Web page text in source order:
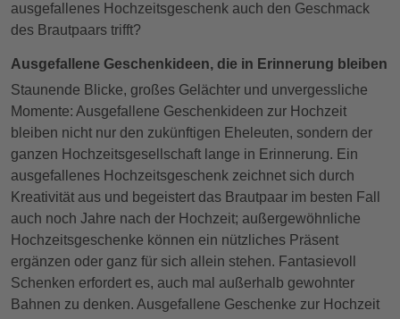
ausgefallenes Hochzeitsgeschenk auch den Geschmack
des Brautpaars trifft?
Ausgefallene Geschenkideen, die in Erinnerung bleiben
Staunende Blicke, großes Gelächter und unvergessliche
Momente: Ausgefallene Geschenkideen zur Hochzeit
bleiben nicht nur den zukünftigen Eheleuten, sondern der
ganzen Hochzeitsgesellschaft lange in Erinnerung. Ein
ausgefallenes Hochzeitsgeschenk zeichnet sich durch
Kreativität aus und begeistert das Brautpaar im besten Fall
auch noch Jahre nach der Hochzeit; außergewöhnliche
Hochzeitsgeschenke können ein nützliches Präsent
ergänzen oder ganz für sich allein stehen. Fantasievoll
Schenken erfordert es, auch mal außerhalb gewohnter
Bahnen zu denken. Ausgefallene Geschenke zur Hochzeit